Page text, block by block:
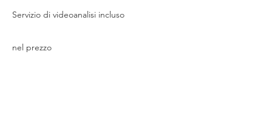
Servizio di videoanalisi incluso
nel prezzo